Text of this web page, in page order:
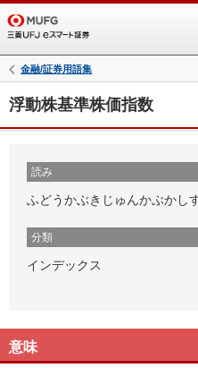
金融/証券用語集
浮動株基準株価指数
読み
ふどうかぶきじゅんかぶかし
分類
インデックス
意味